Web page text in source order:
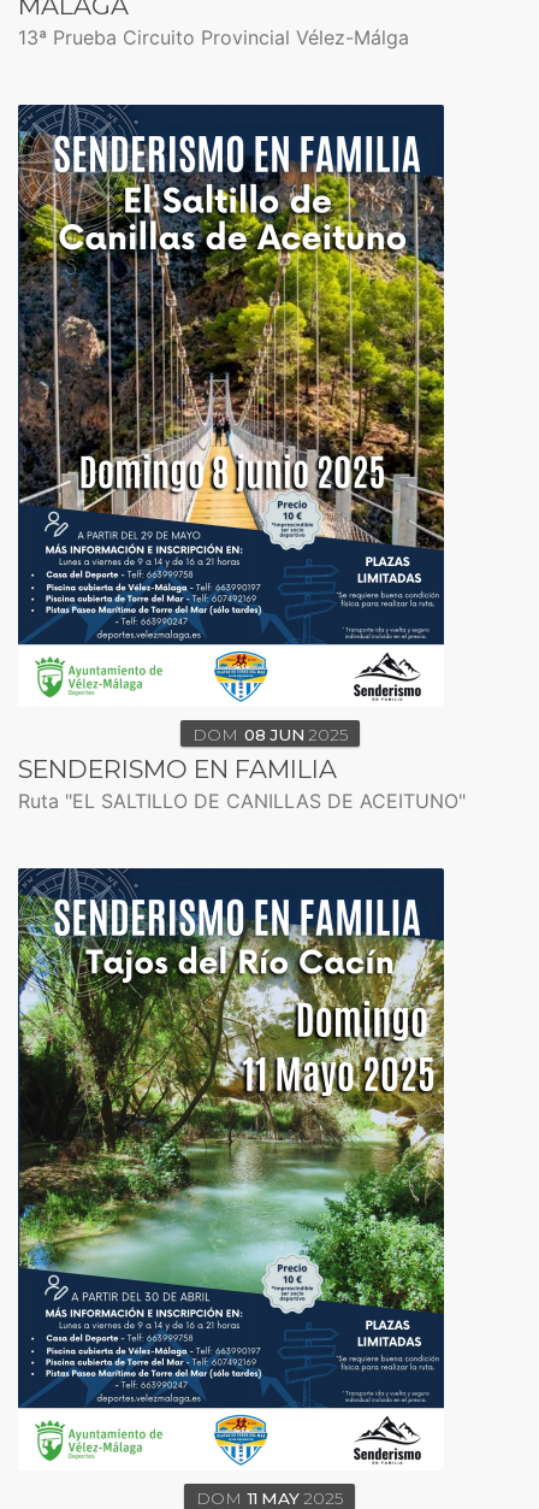
13ª Prueba Circuito Provincial Vélez-Málga
DOM 08 JUN 2025
SENDERISMO EN FAMILIA
Ruta "EL SALTILLO DE CANILLAS DE ACEITUNO"
DOM 11 MAY2025